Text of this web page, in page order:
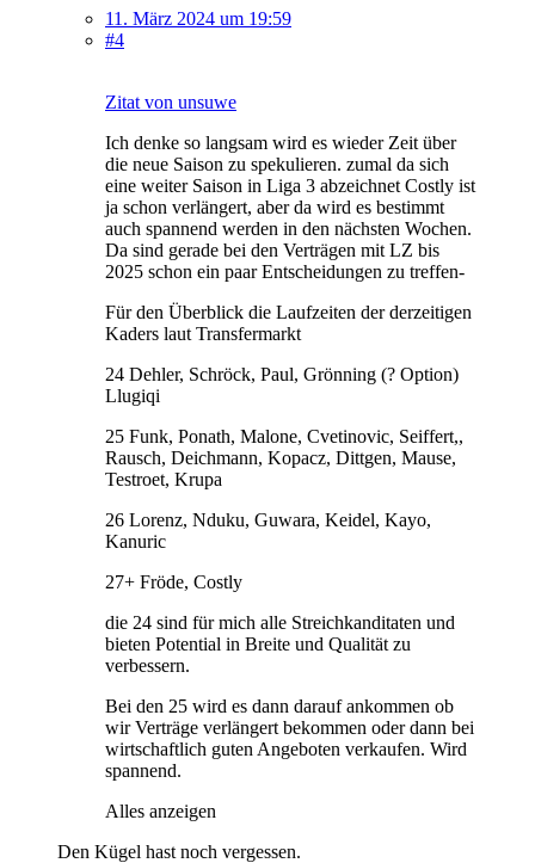
11. März 2024 um 19:59
#4
Zitat von unsuwe
Ich denke so langsam wird es wieder Zeit über
die neue Saison zu spekulieren. zumal da sich
eine weiter Saison in Liga 3 abzeichnet Costly ist
ja schon verlängert, aber da wird es bestimmt
auch spannend werden in den nächsten Wochen.
Da sind gerade bei den Verträgen mit LZ bis
2025 schon ein paar Entscheidungen zu treffen-
Für den Überblick die Laufzeiten der derzeitigen
Kaders laut Transfermarkt
24 Dehler, Schröck, Paul, Grönning (? Option)
Llugiqi
25 Funk, Ponath, Malone, Cvetinovic, Seiffert,,
Rausch, Deichmann, Kopacz, Dittgen, Mause,
Testroet, Krupa
26 Lorenz, Nduku, Guwara, Keidel, Kayo,
Kanuric
27+ Fröde, Costly
die 24 sind für mich alle Streichkanditaten und
bieten Potential in Breite und Qualität zu
verbessern.
Bei den 25 wird es dann darauf ankommen ob
wir Verträge verlängert bekommen oder dann bei
wirtschaftlich guten Angeboten verkaufen. Wird
spannend.
Alles anzeigen
Den Kügel hast noch vergessen.